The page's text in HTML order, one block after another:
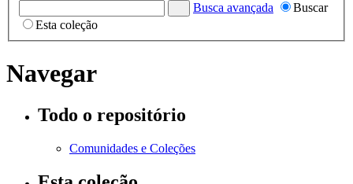
Busca avançada
Buscar
Esta coleção
Navegar
Todo o repositório
Comunidades e Coleções